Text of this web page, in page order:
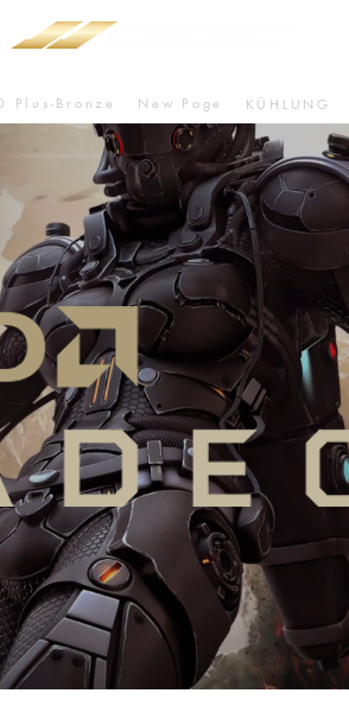
Plus-Bronze New Page KÜHLUNG